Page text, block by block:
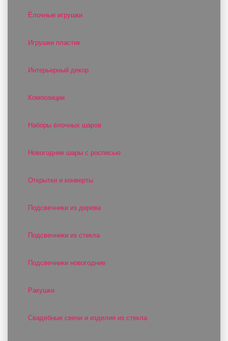
Ёлочные игрушки
Игрушки пластик
Интерьерный декор
Композиции
Наборы ёлочных шаров
Новогодние шары с росписью
Открытки и конверты
Подсвечники из дерева
Подсвечники из стекла
Подсвечники новогодние
Ракушки
Свадебные свечи и изделия из стекла